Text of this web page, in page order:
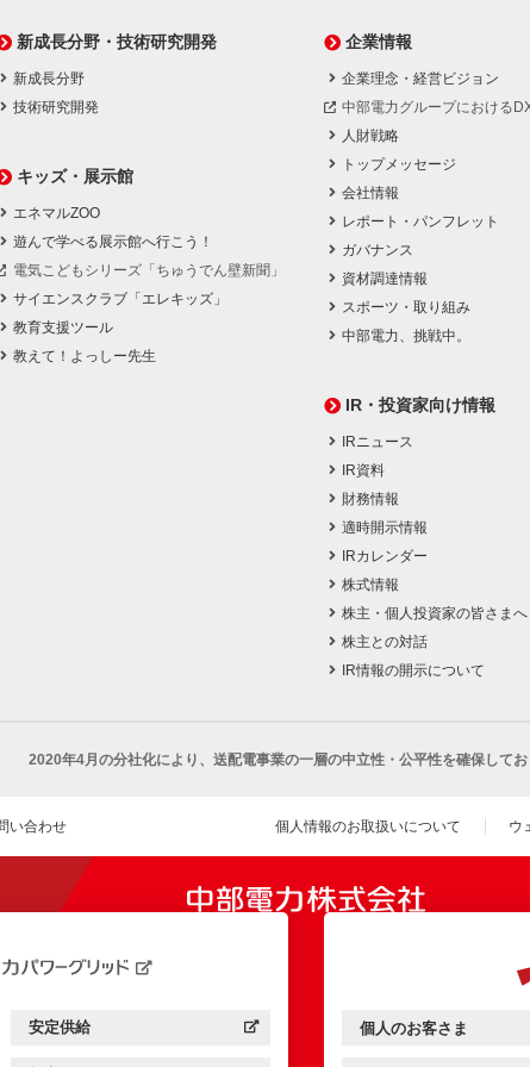
新成長分野・技術研究開発
新成長分野
技術研究開発
キッズ・展示館
エネマルZOO
遊んで学べる展示館へ行こう！
電気こどもシリーズ「ちゅうでん壁新聞」
サイエンスクラブ「エレキッズ」
教育支援ツール
教えて！よっしー先生
企業情報
企業理念・経営ビジョン
中部電力グループにおける
人財戦略
トップメッセージ
会社情報
レポート・パンフレット
ガバナンス
資材調達情報
スポーツ・取り組み
中部電力、挑戦中。
IR・投資家向け情報
IRニュース
IR資料
財務情報
適時開示情報
IRカレンダー
株式情報
株主・個人投資家の皆さまへ
株主との対話
IR情報の開示について
2020年4月の分社化により、 送配電事業の一層の中立性・公平性を確保してお
い合わせ 個人情報のお取扱いについて ウ
中部電力パワーグリッド：
安定供給
（新しいウィンドウを開きます） 中部電力ミライズ：
個人のお客さま
（新しいウィンドウを